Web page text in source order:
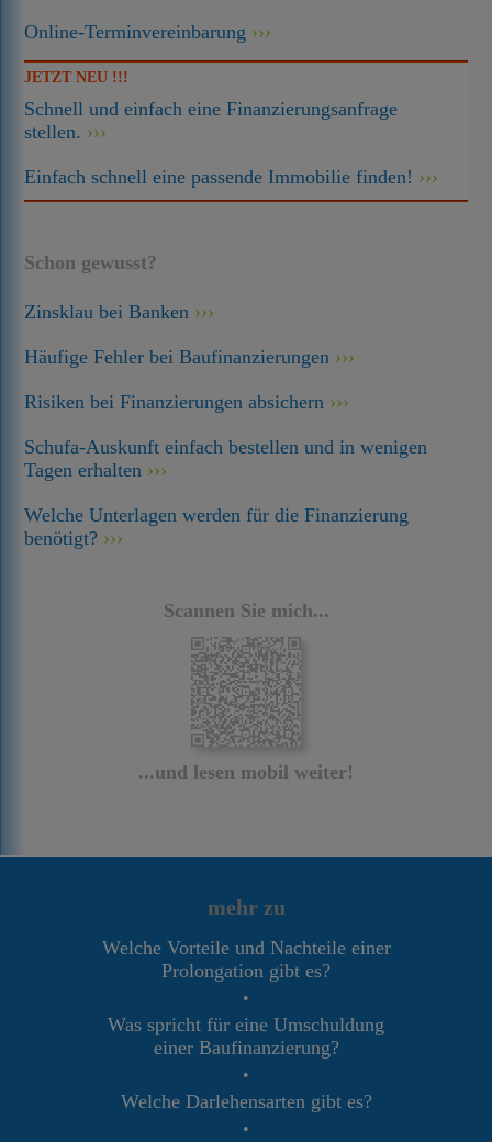
Online-Terminvereinbarung
JETZT NEU !!!
Schnell und einfach eine Finanzierungsanfrage
stellen.
Einfach schnell eine passende Immobilie finden!
Schon gewusst?
Zinsklau bei Banken
Häufige Fehler bei Baufinanzierungen
Risiken bei Finanzierungen absichern
Schufa-Auskunft einfach bestellen und in wenigen
Tagen erhalten
Welche Unterlagen werden für die Finanzierung
benötigt?
Scannen Sie mich...
...und lesen mobil weiter!
mehr zu
Welche Vorteile und Nachteile einer
Prolongation gibt es?
•
Was spricht für eine Umschuldung
einer Baufinanzierung?
•
Welche Darlehensarten gibt es?
•